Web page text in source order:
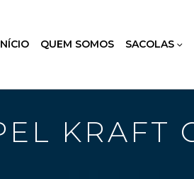
QUEM SOMOS SACOLAS
KRAFT